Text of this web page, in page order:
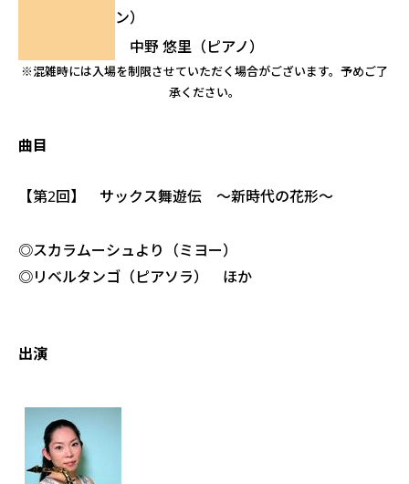
ン）
中野 悠里（ピアノ）
※混雑時には入場を制限させていただく場合がございます。予めご了
承ください。
曲目
【第2回】 サックス舞遊伝 ～新時代の花形～
◎スカラムーシュより（ミヨー）
◎リベルタンゴ（ピアソラ）
ほか
出演